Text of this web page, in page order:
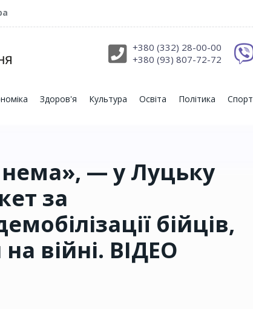
+380 (332) 28-00-00
+380 (93) 807-72-72
Здоров'я Культура Освіта Політика Спорт
— у Луцьку
за
бійців,
війні. ВІДЕО